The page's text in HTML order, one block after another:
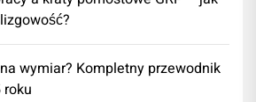
wymiar? Kompletny przewodnik